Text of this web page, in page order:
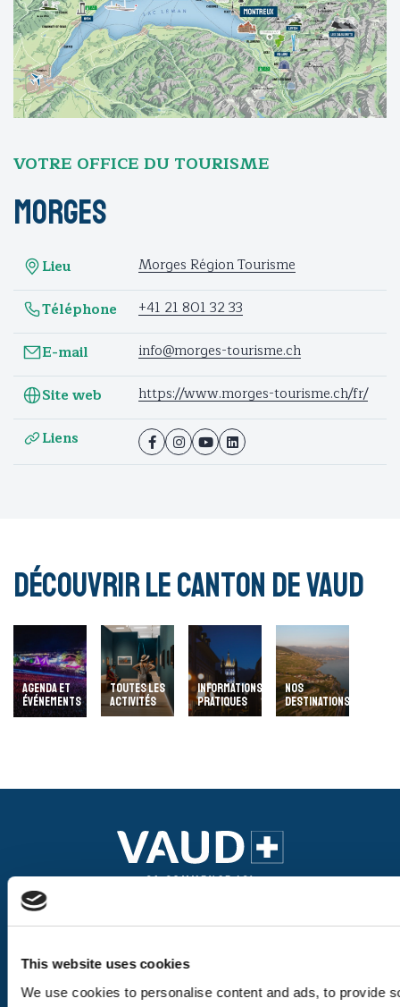
This website uses cookies
We use cookies to personalise content and ads, to provide
VOTRE OFFICE DU TOURISME
Morges
Lieu
Morges Région Tourisme
Téléphone
+41 21 801 32 33
E-mail
info@morges-tourisme.ch
Site web
https://www.morges-tourisme.ch/fr/
Liens
Découvrir le Canton de Vaud
AGENDA ET
ÉVÉNEMENTS
TOUTES LES
ACTIVITÉS
INFORMATIONS
PRATIQUES
NOS
DESTINATIONS
Les destinations